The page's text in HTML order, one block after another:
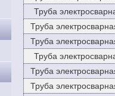
Труба
Труба
Труба
Труба
Труба
Труба